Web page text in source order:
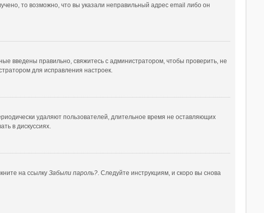
то возможно, что вы указали неправильный адрес email либо он
введены правильно, свяжитесь с администратором, чтобы проверить, не
для исправления настроек.
удаляют пользователей, длительное время не оставляющих
в дискуссиях.
на ссылку Забыли пароль?. Следуйте инструкциям, и скоро вы снова